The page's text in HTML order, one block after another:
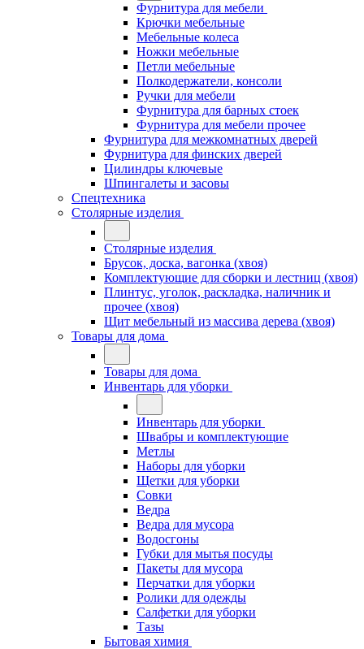
Фурнитура для мебели
Крючки мебельные
Мебельные колеса
Ножки мебельные
Петли мебельные
Полкодержатели, консоли
Ручки для мебели
Фурнитура для барных стоек
Фурнитура для мебели прочее
Фурнитура для межкомнатных дверей
Фурнитура для финских дверей
Цилиндры ключевые
Шпингалеты и засовы
Спецтехника
Столярные изделия
Столярные изделия
Брусок, доска, вагонка (хвоя)
Комплектующие для сборки и лестниц (хвоя)
Плинтус, уголок, раскладка, наличник и
прочее (хвоя)
Щит мебельный из массива дерева (хвоя)
Товары для дома
Товары для дома
Инвентарь для уборки
Инвентарь для уборки
Швабры и комплектующие
Метлы
Наборы для уборки
Щетки для уборки
Совки
Ведра
Ведра для мусора
Водосгоны
Губки для мытья посуды
Пакеты для мусора
Перчатки для уборки
Ролики для одежды
Салфетки для уборки
Тазы
Бытовая химия